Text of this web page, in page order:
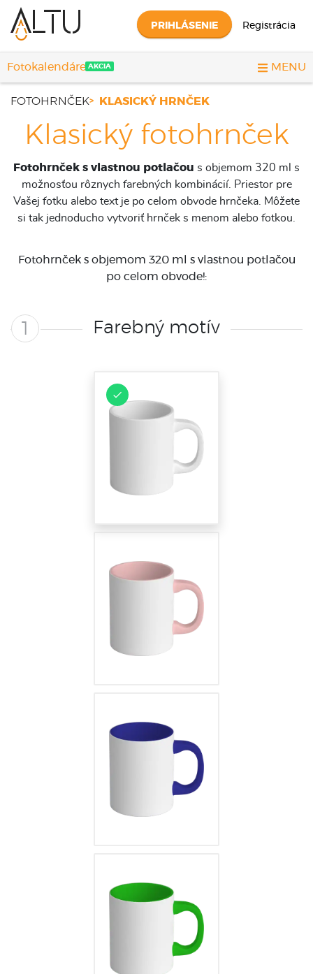
PRIHLÁSENIE Registrácia
Fotokalendáre AKCIA MENU
FOTOHRNČEK KLASICKÝ HRNČEK
Klasický fotohrnček
Fotohrnček s vlastnou potlačou s objemom 320 ml s
možnosťou rôznych farebných kombinácií. Priestor pre
Vašej fotku alebo text je po celom obvode hrnčeka. Môžete
si tak jednoducho vytvoriť hrnček s menom alebo fotkou.
Fotohrnček s objemom 320 ml s vlastnou potlačou
po celom obvode!:
1 Farebný motív